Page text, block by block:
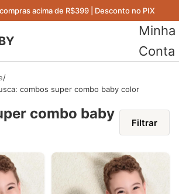
acima de R$399 | Desconto no PIX
Minha
Conta
combos super combo baby color
combo baby
Filtrar